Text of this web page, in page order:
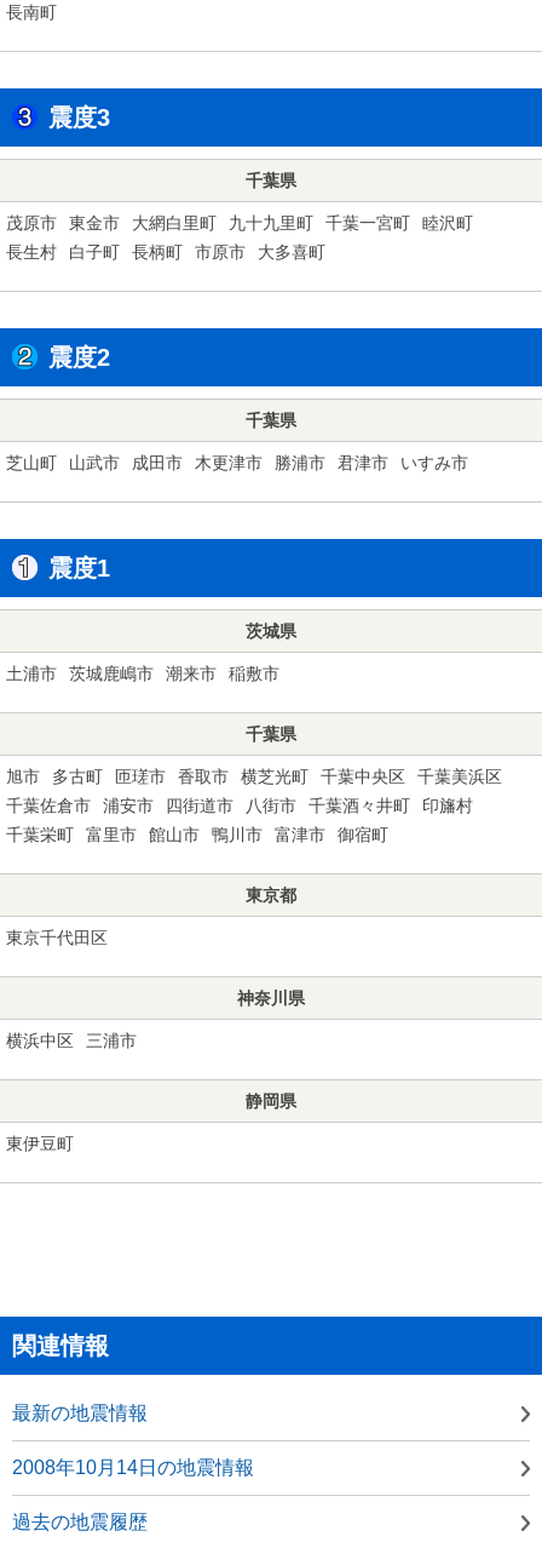
長南町
震度3
千葉県
茂原市 東金市 大網白里町 九十九里町 千葉一宮町
睦沢町
長生村
白子町 長柄町 市原市 大多喜町
震度2
千葉県
芝山町 山武市 成田市 木更津市 勝浦市 君津市 いすみ市
震度1
茨城県
土浦市 茨城鹿嶋市 潮来市 稲敷市
千葉県
旭市 多古町 匝瑳市 香取市 横芝光町 千葉中央区
千葉美浜区
千葉佐倉市
浦安市 四街道市 八街市 千葉酒々井町
印旛村
千葉栄町
富里市 館山市 鴨川市 富津市 御宿町
東京都
東京千代田区
神奈川県
横浜中区 三浦市
静岡県
東伊豆町
関連情報
最新の地震情報
2008年10月14日の地震情報
過去の地震履歴